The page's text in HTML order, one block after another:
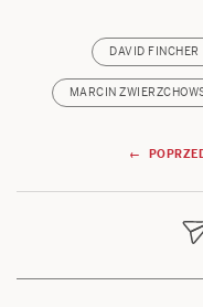
DAVID FINCHER
MARCIN
Nawigacja
wpisu
←